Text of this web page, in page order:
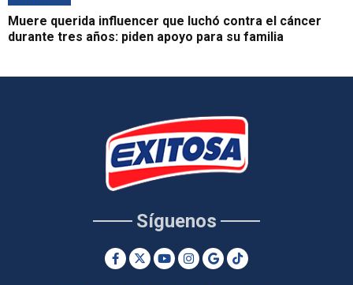
Muere querida influencer que luchó contra el cáncer
durante tres años: piden apoyo para su familia
Síguenos